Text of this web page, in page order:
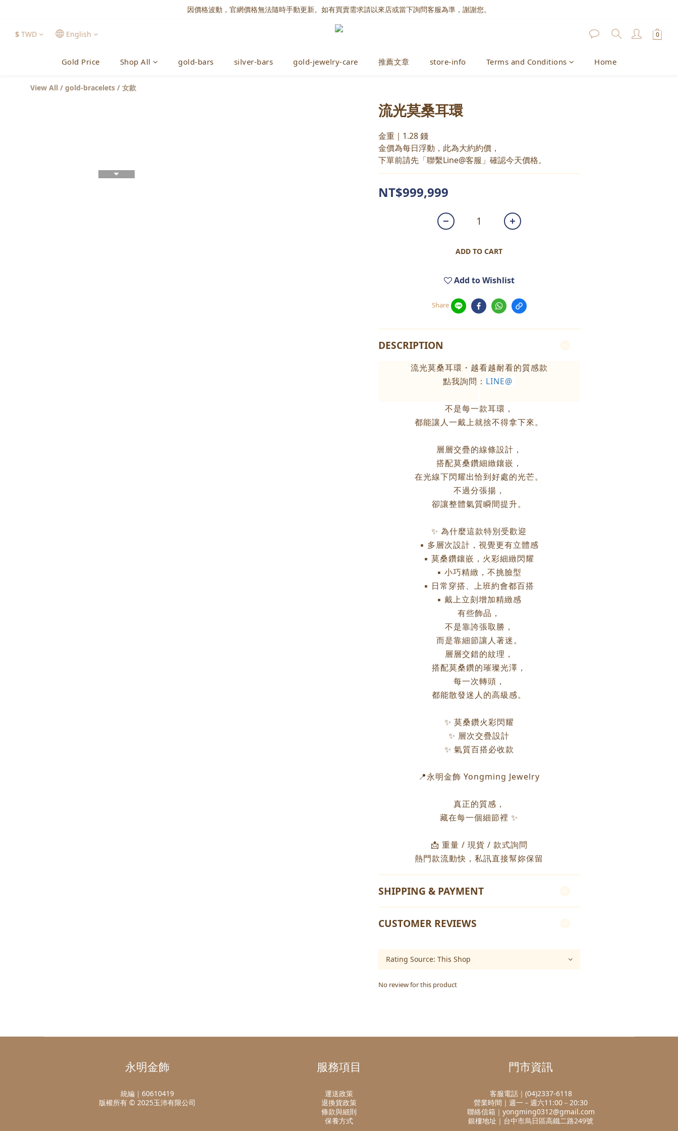
因價格波動，官網價格無法隨時手動更新。如有買賣需求請以來店或當下詢問客服為準，謝謝您。
$ TWD English
Gold Price Shop All gold-bars silver-bars gold-jewelry-care 推薦文章 store-info Terms and Conditions Home
View All / gold-bracelets / 女款
流光莫桑耳環
金重｜1.28 錢
金價為每日浮動，此為大約約價，
下單前請先「聯繫Line@客服」確認今天價格。
NT$999,999
ADD TO CART
Add to Wishlist
Share
DESCRIPTION
流光莫桑耳環・越看越耐看的質感款
點我詢問： LINE@
不是每一款耳環，
都能讓人一戴上就捨不得拿下來。
層層交疊的線條設計，
搭配莫桑鑽細緻鑲嵌，
在光線下閃耀出恰到好處的光芒。
不過分張揚，
卻讓整體氣質瞬間提升。
✨ 為什麼這款特別受歡迎
▪ 多層次設計，視覺更有立體感
▪ 莫桑鑽鑲嵌，火彩細緻閃耀
▪ 小巧精緻，不挑臉型
▪ 日常穿搭、上班約會都百搭
▪ 戴上立刻增加精緻感
有些飾品，
不是靠誇張取勝，
而是靠細節讓人著迷。
層層交錯的紋理，
搭配莫桑鑽的璀璨光澤，
每一次轉頭，
都能散發迷人的高級感。
✨ 莫桑鑽火彩閃耀
✨ 層次交疊設計
✨ 氣質百搭必收款
📍永明金飾 Yongming Jewelry
真正的質感，
藏在每一個細節裡 ✨
📩 重量 / 現貨 / 款式詢問
熱門款流動快，私訊直接幫妳保留
SHIPPING & PAYMENT
CUSTOMER REVIEWS
No review for this product
永明金飾
統編｜60610419
版權所有 © 2025玉沛有限公司
服務項目
運送政策
退換貨政策
條款與細則
保養方式
門市資訊
客服電話｜(04)2337-6118
營業時間｜週一－週六11:00－20:30
聯絡信箱｜yongming0312@gmail.com
銀樓地址｜台中市烏日區高鐵二路249號